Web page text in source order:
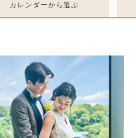
カレンダー から選ぶ